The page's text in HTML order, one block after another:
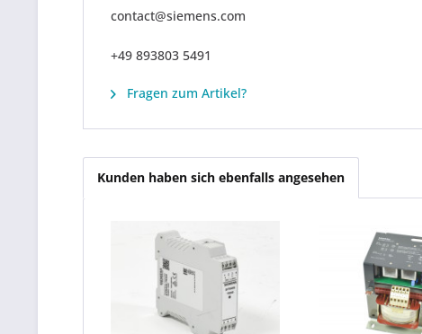
contact@siemens.com
+49 893803 5491
Fragen zum Artikel?
Kunden haben sich ebenfalls angesehen